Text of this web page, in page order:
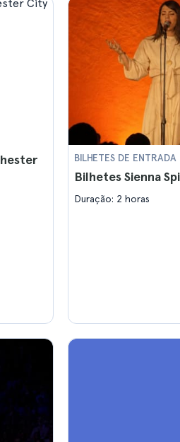
BILHETES DE ENTRADA
Bilhetes Sienna
Duração: 2 horas